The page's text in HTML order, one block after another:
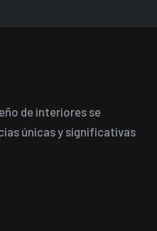
de interiores se
únicas y significativas